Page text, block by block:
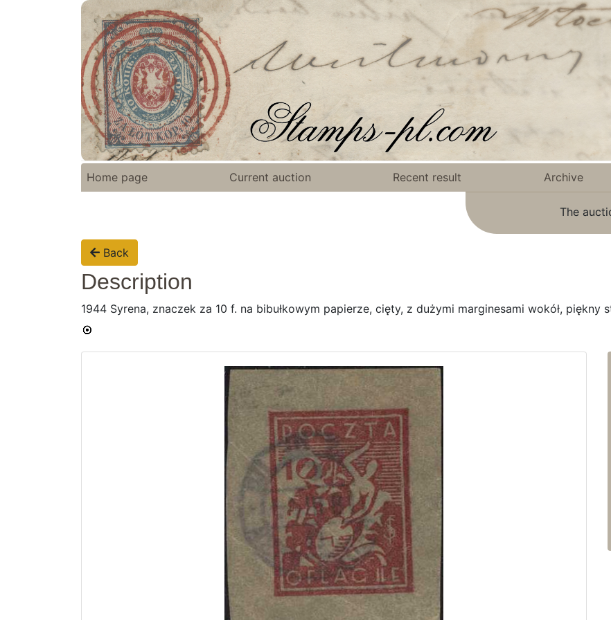
Home page Current auction Recent result Archive
The
Back
Description
1944 Syrena, znaczek za 10 f. na bibułkowym papierze, cięty, z dużymi marginesami wokół, piękny